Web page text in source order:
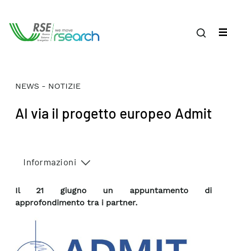
NEWS - NOTIZIE
Al via il progetto europeo Admit
Informazioni
Il 21 giugno un appuntamento di
approfondimento tra i partner.